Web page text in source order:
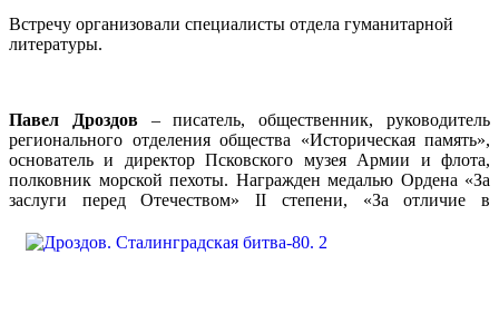
Встречу организовали специалисты отдела гуманитарной
литературы.
Павел Дроздов– писатель, общественник, руководитель
регионального отделения общества «Историческая память»,
основатель и директор Псковского музея Армии и флота,
полковник морской пехоты. Награжден медалью Ордена «За
заслуги перед Отечеством» II степени, «За отличие в